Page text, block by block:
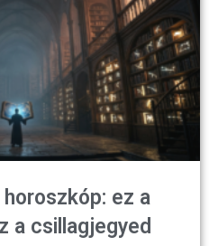
ez a
a csillagjegyed